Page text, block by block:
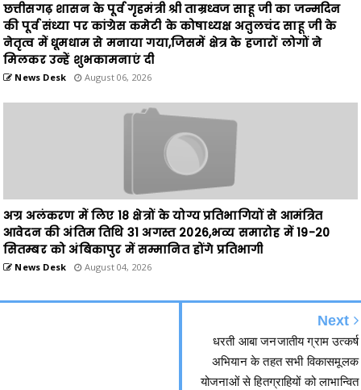
छत्तीसगढ़ शासन के पूर्व गृहमंत्री श्री ताम्रध्वज साहू जी का जन्मदिन
की पूर्व संध्या पर कांग्रेस कमेटी के कोषाध्यक्ष अतुलचंद साहू जी के
नेतृत्व में धूमधाम से मनाया गया,जिसमें क्षेत्र के हजारों लोगों ने
मिलकर उन्हें शुभकामनाएं दी
News Desk August 06, 2026
अग्र अलंकरण में लिए 18 क्षेत्रों के योग्य प्रतिभागियों से आमंत्रित
आवेदन की अंतिम तिथि 31 अगस्त 2026,भव्य समारोह में 19-20
सितम्बर को अंबिकापुर में सम्मानित होंगे प्रतिभागी
News Desk August 04, 2026
Next
धरती आबा जनजातीय ग्राम उत्कर्ष
अभियान के तहत सभी विकासमूलक
योजनाओं से हितग्राहियों को लाभान्वित